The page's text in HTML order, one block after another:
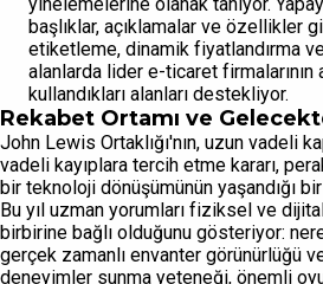
başlıklar, açıklamalar ve özellikler
etiketleme, dinamik fiyatlandırma
alanlarda lider e-ticaret firmalarının
kullandıkları alanları destekliyor.
Rekabet Ortamı ve
John Lewis Ortaklığı'nın, uzun vadeli
vadeli kayıplara tercih etme kararı,
bir teknoloji dönüşümünün yaşandığı
Bu yıl uzman yorumları fiziksel ve dijital
birbirine bağlı olduğunu gösteriyor:
gerçek zamanlı envanter görünürlüğü
deneyimler sunma yeteneği, önemli